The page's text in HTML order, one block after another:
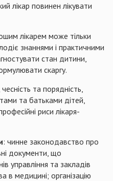
лікар повинен лікувати
лікарем може тільки
знаннями і практичними
стан дитини,
скаргу.
та порядність,
та батьками дітей,
риси лікаря-
: чинне законодавство про
документи, що
управління та закладів
в медицині; організацію